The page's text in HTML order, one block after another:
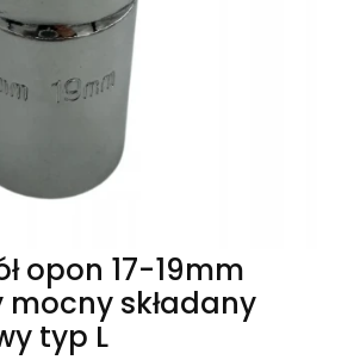
opon 17-19mm
mocny składany
typ L